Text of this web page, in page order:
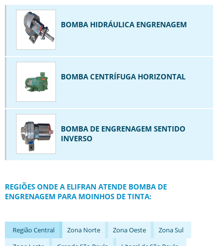
BOMBA DE ENGRENAGEM POLIETILENO
BOMBA DE ENGRENAGEM PREÇO
BOMBA DE ENGRENAGEM PROJETO
BOMBA DE ENGRENAGEM S10
BOMBA DE ENGRENAGEM SENTIDO INVERSO
BOMBA DE PALHETA
BOMBA HIDRÁULICA ENGRENAGEM
BOMBA INDUSTRIAL
BOMBA MANCALIZADA
BOMBA PARA CAMINHÃO PIPA
BOMBA PARA EMULSÃO ASFÁLTICA
BOMBAS DE ENGRENAGEM EM INOX
BOMBA HIDRÁULICA ENGRENAGEM
BOMBA CENTRÍFUGA HORIZONTAL
BOMBA DE ENGRENAGEM SENTIDO
INVERSO
REGIÕES ONDE A ELIFRAN ATENDE BOMBA DE
ENGRENAGEM PARA MOINHOS DE TINTA:
Região Central Zona Norte Zona Oeste
Zona Sul